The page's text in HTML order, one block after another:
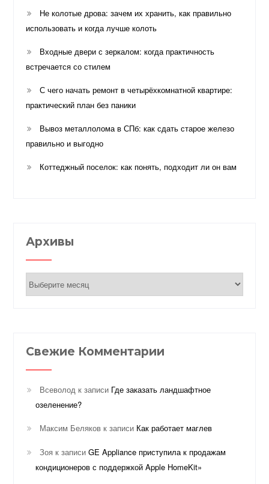
Не колотые дрова: зачем их хранить, как правильно
использовать и когда лучше колоть
Входные двери с зеркалом: когда практичность
встречается со стилем
С чего начать ремонт в четырёхкомнатной квартире:
практический план без паники
Вывоз металлолома в СПб: как сдать старое железо
правильно и выгодно
Коттеджный поселок: как понять, подходит ли он вам
Архивы
Архивы
Свежие Комментарии
Всеволод к записи Где заказать ландшафтное
озеленение?
Максим Беляков к записи Как работает маглев
Зоя к записиGE Appliance приступила к продажам
кондиционеров с поддержкой Apple HomeKit»